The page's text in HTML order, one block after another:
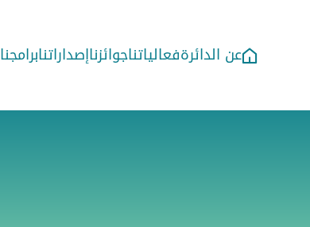
عن الدائرةفعالياتناجوائزناإصداراتنابرامجنا